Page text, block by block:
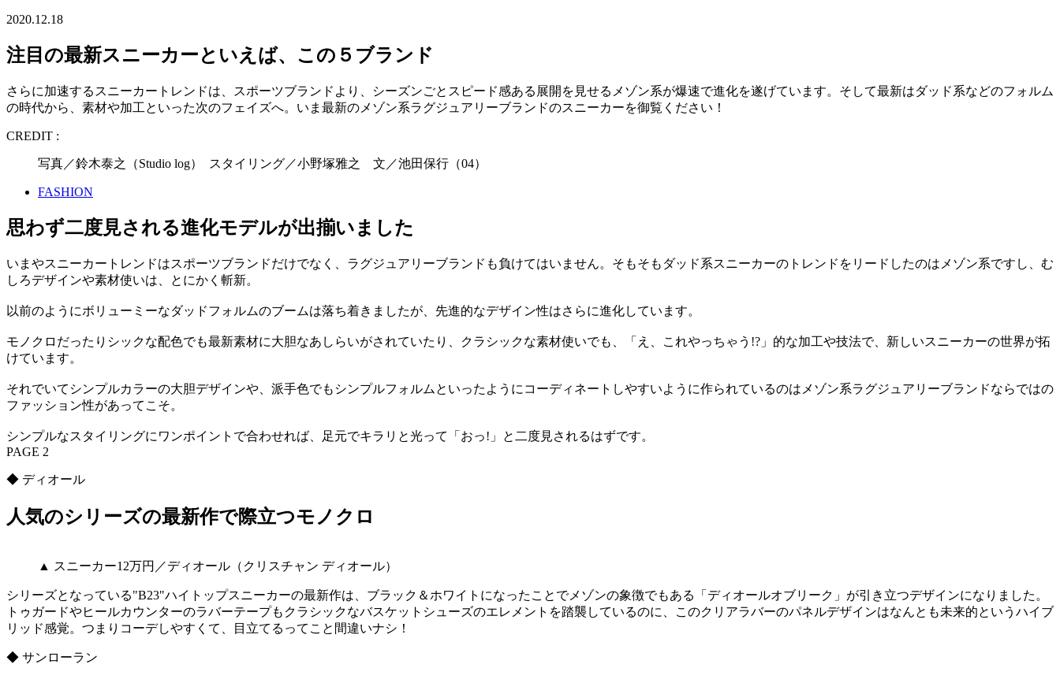
2020.12.18
注目の最新スニーカーといえば、この５ブランド
さらに加速するスニーカートレンドは、スポーツブランドより、シーズンごとスピード感ある展開を見せるメゾン系が爆速で進化を遂げています。そして最新はダッド系などのフォルム
の時代から、素材や加工といった次のフェイズへ。いま最新のメゾン系ラグジュアリーブランドのスニーカーを御覧ください！
CREDIT :
写真／鈴木泰之（Studio log） スタイリング／小野塚雅之 文／池田保行（04）
FASHION
思わず二度見される進化モデルが出揃いました
いまやスニーカートレンドはスポーツブランドだけでなく、ラグジュアリーブランドも負けてはいません。そもそもダッド系スニーカーのトレンドをリードしたのはメゾン系ですし、む
しろデザインや素材使いは、とにかく斬新。
以前のようにボリューミーなダッドフォルムのブームは落ち着きましたが、先進的なデザイン性はさらに進化しています。
モノクロだったりシックな配色でも最新素材に大胆なあしらいがされていたり、クラシックな素材使いでも、「え、これやっちゃう!?」的な加工や技法で、新しいスニーカーの世界が拓
けています。
それでいてシンプルカラーの大胆デザインや、派手色でもシンプルフォルムといったようにコーディネートしやすいように作られているのはメゾン系ラグジュアリーブランドならではの
ファッション性があってこそ。
シンプルなスタイリングにワンポイントで合わせれば、足元でキラリと光って「おっ!」と二度見されるはずです。
PAGE 2
◆ ディオール
人気のシリーズの最新作で際立つモノクロ
▲ スニーカー12万円／ディオール（クリスチャン ディオール）
シリーズとなっている"B23"ハイトップスニーカーの最新作は、ブラック＆ホワイトになったことでメゾンの象徴でもある「ディオールオブリーク」が引き立つデザインになりました。
トゥガードやヒールカウンターのラバーテープもクラシックなバスケットシューズのエレメントを踏襲しているのに、このクリアラバーのパネルデザインはなんとも未来的というハイブ
リッド感覚。つまりコーデしやすくて、目立てるってこと間違いナシ！
◆ サンローラン